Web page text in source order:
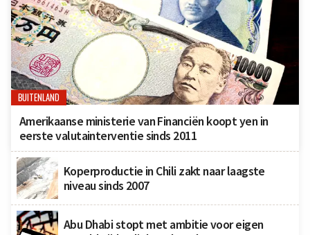
BUITENLAND
Amerikaanse ministerie van Financiën koopt yen in
eerste valutainterventie sinds 2011
Koperproductie in Chili zakt naar laagste
niveau sinds 2007
Abu Dhabi stopt met ambitie voor eigen